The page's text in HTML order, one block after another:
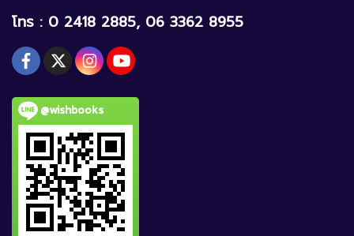
โทร : 0 2418 2885, 06 3362 8955
@wishbooks